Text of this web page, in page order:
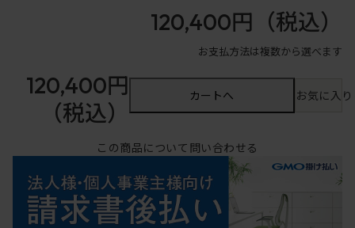
120,400円 （税込）
お支払方法は複数から選べます
120,400円
（税込）
カートへ お気に入
この商品について問い合わせる